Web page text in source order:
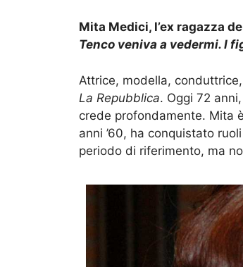
Mita Medici, l’ex ragazza
Tenco veniva a vedermi. I
Attrice, modella,
La Repubblica. Oggi 72
crede profondamente. Mita
anni ’60, ha conquistato
periodo di riferimento, ma